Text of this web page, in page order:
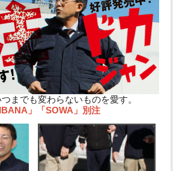
までも変わらないものを愛す。
」「SOWA」別注